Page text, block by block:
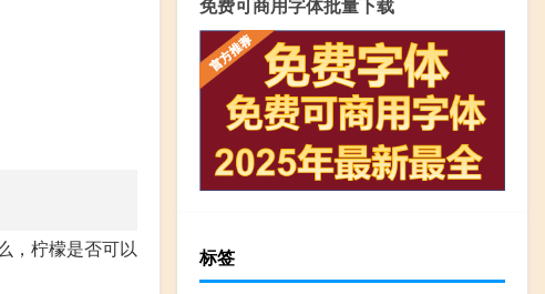
，柠檬是否可以
标签